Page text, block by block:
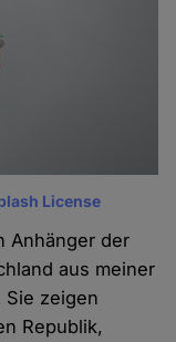
License
Anhänger der
aus meiner
Sie zeigen
Republik,